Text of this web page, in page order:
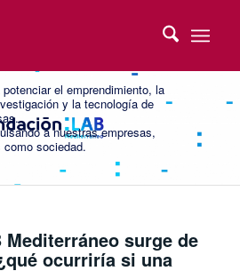
LAB
el emprendimiento, la
y la tecnología de
a nuestras empresas,
sociedad.
Mediterráneosurge de
ocurriría si una